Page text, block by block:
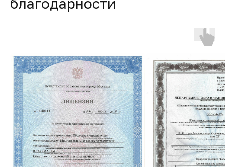
благодарности